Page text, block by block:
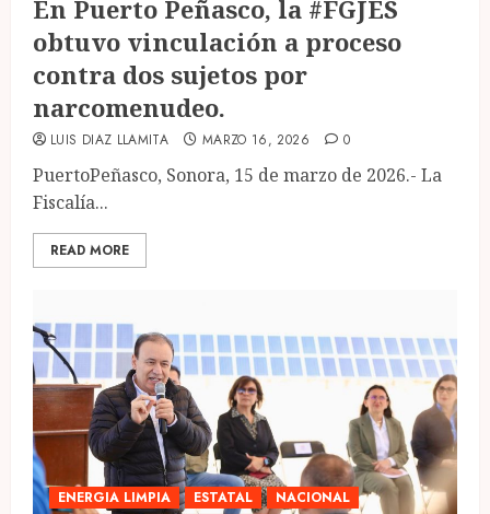
En Puerto Peñasco, la #FGJES
obtuvo vinculación a proceso
contra dos sujetos por
narcomenudeo.
LUIS DIAZ LLAMITA MARZO 16, 2026 0
PuertoPeñasco, Sonora, 15 de marzo de 2026.- La
Fiscalía...
READ MORE
ENERGIA LIMPIA ESTATAL
NACIONAL